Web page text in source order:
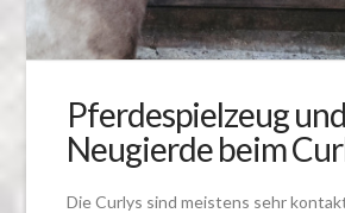
Pferdespielzeug und
Neugierde beim
Die Curlys sind meistens sehr